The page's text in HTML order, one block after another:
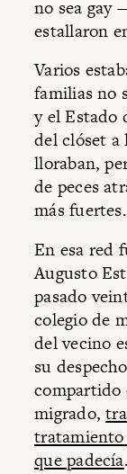
no sea gay
estallaron
Varios
familias no
y el Estado
del clóset a
lloraban,
de peces
más fuertes.
En esa red
Augusto
pasado
colegio de
del vecino
su
compartido
migrado,
tratamiento
que padecía